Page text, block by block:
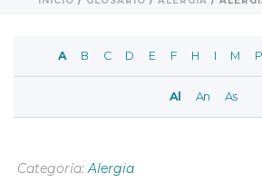
A B C D E F H I M P
Al An As
Categoría:Alergia